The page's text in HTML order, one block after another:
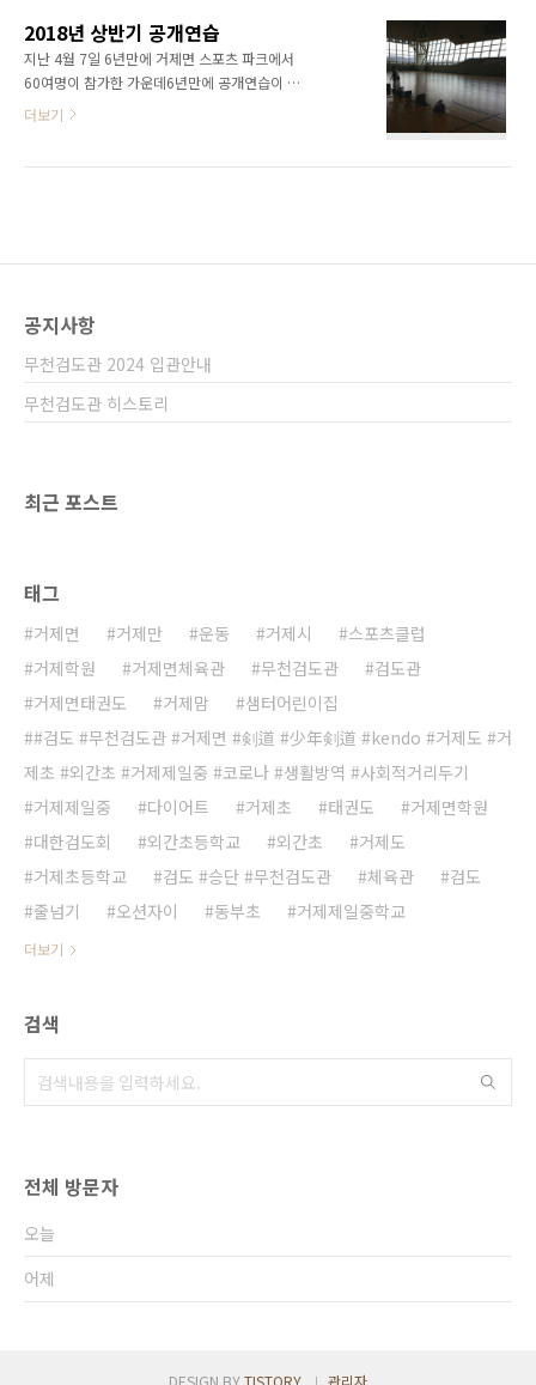
생각보다, 어렵고, 전문적인 영역이라 걱정도 많
았는데요, 우리아이들은 큰 실수없이 여러 선생
님들과 운영본부의 칭찬을 들으며 3일간 멋진 활
약을 했답니다. 무천검도관 아이들의 경기 진행
입은 아이들이 우리 도장아이들인데, 선수들이
2018년 상반기 공개연습
지난 4월 7일 6년만에 거제면 스포츠 파크에서
60여명이 참가한 가운데6년만에 공개연습이 있
었습니다. [연습준비] [사람이 많으니, 사진찍는
더보기
공지사항
무천검도관 2024 입관안내
무천검도관 히스토리
최근 포스트
태그
거제면 거제만 운동 거제시
스포츠클럽
거제학원
거제면체육관 무천검도관
검도관
거제면태권도
거제맘
샘터어린이집
#검도 #무천검도관 #거제면 #剣道 #少年剣道 #kendo #거제도 #거
제초 #외간초 #거제제일중 #코로나 #생활방역 #사회적거리두기
거제제일중
다이어트 거제초 태권도
거제면학원
대한검도회
외간초등학교 외간초
거제도
거제초등학교
검도 #승단 #무천검도관 체육관
검도
줄넘기
오션자이 동부초 거제제일중학교
더보기
검색
전체 방문자
오늘
어제
DESIGN BYTISTORY 관리자